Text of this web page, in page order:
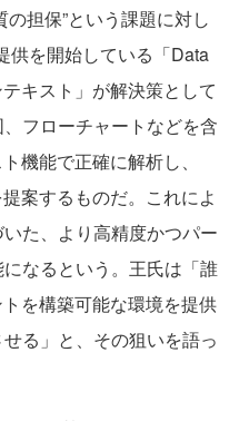
担保”という課題に対し
供を開始している「Data
キスト」が解決策として
フローチャートなどを含
機能で正確に解析し、
案するものだ。これによ
た、より高精度かつパー
なるという。王氏は「誰
を構築可能な環境を提供
る」と、その狙いを語っ